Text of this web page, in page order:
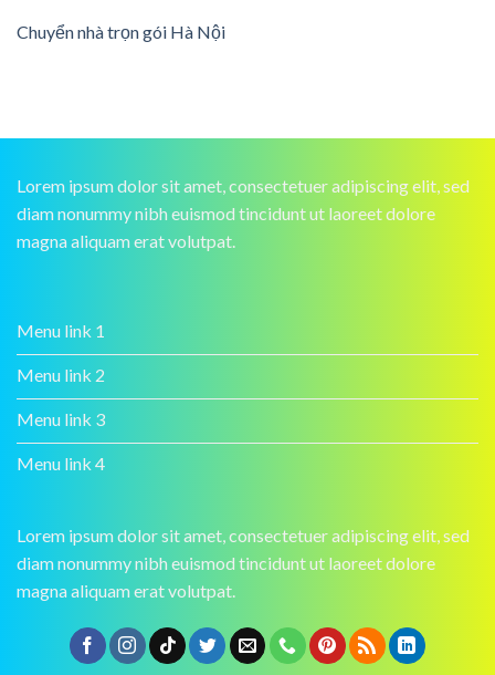
Chuyển nhà trọn gói Hà Nội
Lorem ipsum dolor sit amet, consectetuer adipiscing elit, sed
diam nonummy nibh euismod tincidunt ut laoreet dolore
magna aliquam erat volutpat.
Menu link 1
Menu link 2
Menu link 3
Menu link 4
Lorem ipsum dolor sit amet, consectetuer adipiscing elit, sed
diam nonummy nibh euismod tincidunt ut laoreet dolore
magna aliquam erat volutpat.